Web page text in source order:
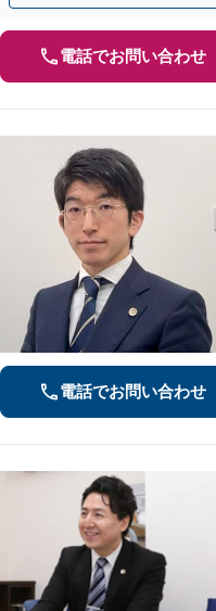
電話でお問い合わせ
電話でお問い合わせ